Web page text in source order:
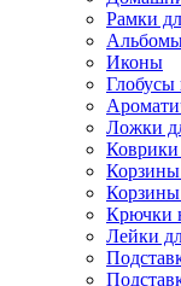
Рамки
Иконы
Глобусы
Ложки
Корзины
Корзины
Крючки
Лейки